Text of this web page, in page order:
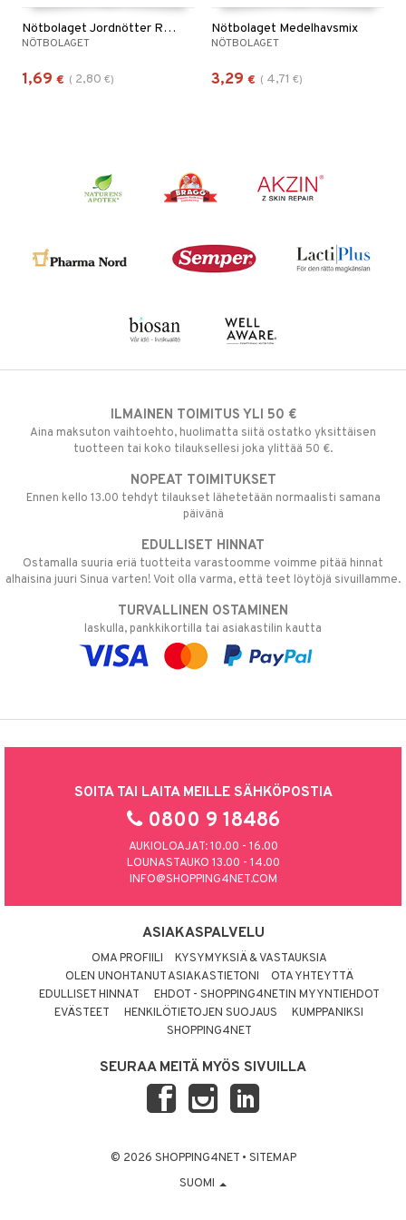
Nötbolaget Jordnötter Rostade
NÖTBOLAGET
1,69 € ( 2,80 €)
Nötbolaget Medelhavsmix
NÖTBOLAGET
3,29 € ( 4,71 €)
ILMAINEN TOIMITUS YLI 50 €
Aina maksuton vaihtoehto, huolimatta siitä ostatko yksittäisen
tuotteen tai koko tilauksellesi joka ylittää 50 €.
NOPEAT TOIMITUKSET
Ennen kello 13.00 tehdyt tilaukset lähetetään normaalisti samana
päivänä
EDULLISET HINNAT
Ostamalla suuria eriä tuotteita varastoomme voimme pitää hinnat
alhaisina juuri Sinua varten! Voit olla varma, että teet löytöjä sivuillamme.
TURVALLINEN OSTAMINEN
laskulla, pankkikortilla tai asiakastilin kautta
SOITA TAI LAITA MEILLE SÄHKÖPOSTIA
0800 9 18486
AUKIOLOAJAT: 10.00 - 16.00
LOUNASTAUKO 13.00 - 14.00
INFO@SHOPPING4NET.COM
ASIAKASPALVELU
OMA PROFIILI
KYSYMYKSIÄ & VASTAUKSIA
OLEN UNOHTANUT ASIAKASTIETONI
OTA YHTEYTTÄ
EDULLISET HINNAT
EHDOT - SHOPPING4NETIN MYYNTIEHDOT
EVÄSTEET
HENKILÖTIETOJEN SUOJAUS
KUMPPANIKSI
SHOPPING4NET
SEURAA MEITÄ MYÖS SIVUILLA
© 2026 SHOPPING4NET • SITEMAP
SUOMI